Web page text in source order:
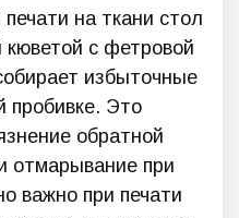
на ткани стол
с фетровой
избыточные
пробивке. Это
обратной
отмарывание при
важно при печати